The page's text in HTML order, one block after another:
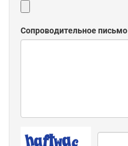
Сопроводительное письмо